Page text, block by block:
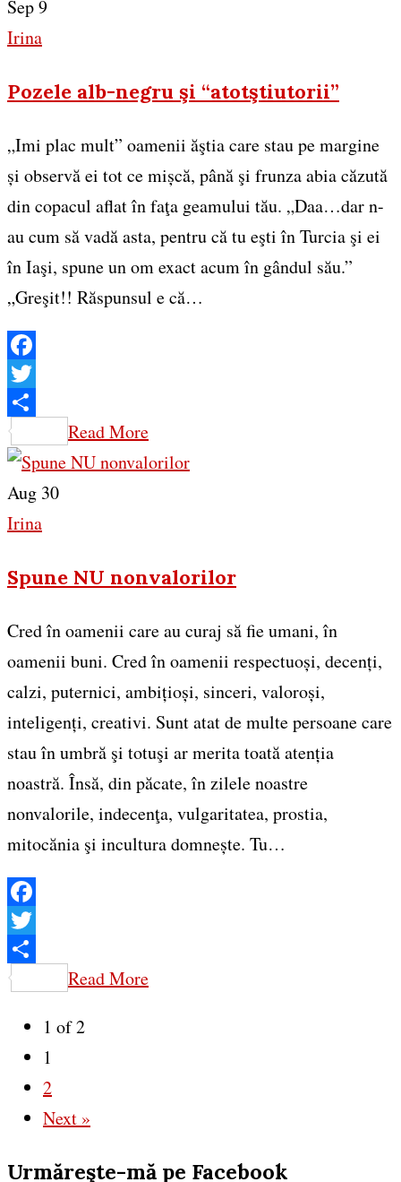
Sep 9
Irina
Pozele alb-negru şi “atotştiutorii”
„Imi plac mult” oamenii ăştia care stau pe margine
și observă ei tot ce mișcă, până şi frunza abia căzută
din copacul aflat în faţa geamului tău. „Daa…dar n-
au cum să vadă asta, pentru că tu eşti în Turcia şi ei
în Iaşi, spune un om exact acum în gândul său.”
„Greşit!! Răspunsul e că…
Facebook
Twitter
Share
Read More
Aug 30
Irina
Spune NU nonvalorilor
Cred în oamenii care au curaj să fie umani, în
oamenii buni. Cred în oamenii respectuoși, decenți,
calzi, puternici, ambițioși, sinceri, valoroși,
inteligenți, creativi. Sunt atat de multe persoane care
stau în umbră şi totuşi ar merita toată atenția
noastră. Însă, din păcate, în zilele noastre
nonvalorile, indecenţa, vulgaritatea, prostia,
mitocănia şi incultura domnește. Tu…
Facebook
Twitter
Share
Read More
1 of 2
1
2
Next »
Urmăreşte-mă pe Facebook